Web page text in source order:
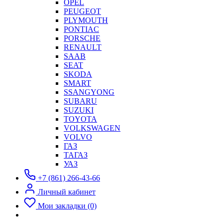
OPEL
PEUGEOT
PLYMOUTH
PONTIAC
PORSCHE
RENAULT
SAAB
SEAT
SKODA
SMART
SSANGYONG
SUBARU
SUZUKI
TOYOTA
VOLKSWAGEN
VOLVO
ГАЗ
ТАГАЗ
УАЗ
+7 (861) 266-43-66
Личный кабинет
Мои закладки (0)